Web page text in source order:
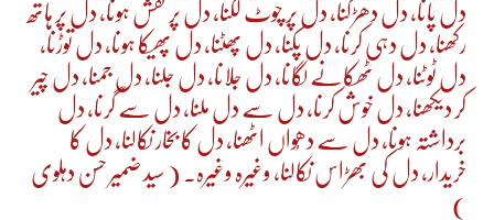
دل پانا، دل دھڑکنا، دل پر چوٹ لگنا، دل پر نقش ہونا، دل پر ہاتھ
رکھنا، دل دہی کرنا، دل پکنا، دل پھٹنا، دل پھیکا ہونا، دل توڑنا،
دل ٹوٹنا، دل ٹھکانے لگانا، دل جلانا، دل جلنا، دل جمنا، دل چیر
کر دیکھنا، دل خوش کرنا، دل سے دل ملنا، دل سے گرنا، دل
برداشتہ ہونا، دل سے دھُواں اٹھنا، دل کا بخار نکالنا، دل کا
خریدار، دل کی بھڑاس نکالنا، وغیرہ وغیرہ۔ ( سید ضمیر حسن دہلوی
)